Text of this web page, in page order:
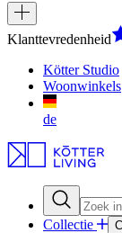
Klanttevredenheid
Kötter Studio
Woonwinkels
de
Collectie